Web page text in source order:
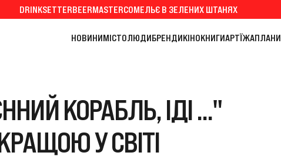
DRINKSETTERBEERMASTERСОМЕЛЬЄ В ЗЕЛЕНИХ ШТАНЯХ
НОВИНИМІСТОЛЮДИБРЕНДИКІНОКНИГИАРТЇЖАПЛАНИ
КОРАБЛЬ, ІДІ ..."
У СВІТІ